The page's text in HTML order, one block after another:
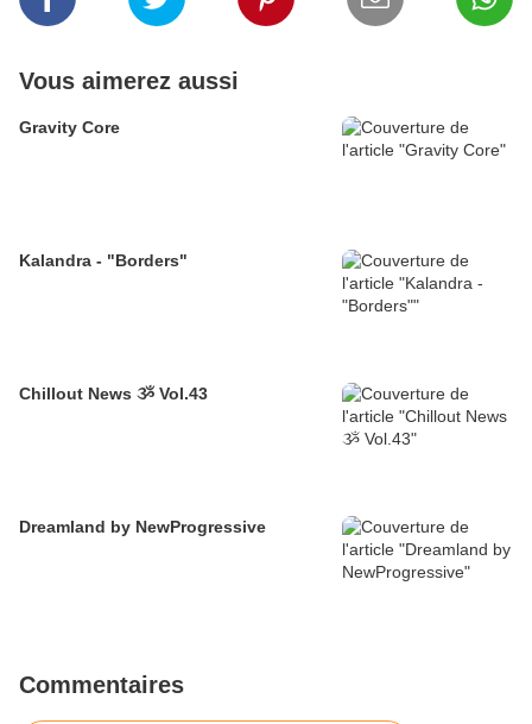
Vous aimerez aussi
Gravity Core
Kalandra - "Borders"
Chillout News ૐ Vol.43
Dreamland by NewProgressive
Commentaires